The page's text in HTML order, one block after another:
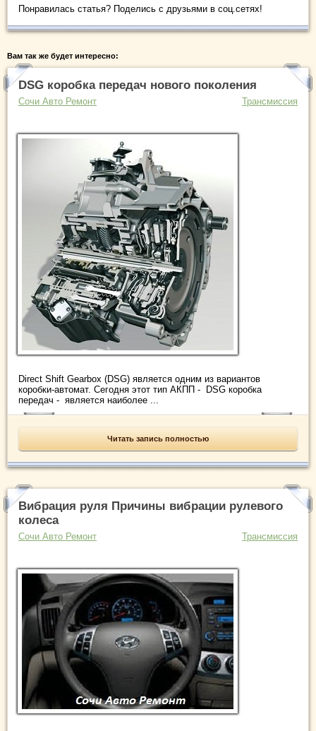
Понравилась статья? Поделись с друзьями в соц.сетях!
Вам так же будет интересно:
DSG коробка передач нового поколения
Сочи Авто Ремонт Трансмиссия
Direct Shift Gearbox (DSG) является одним из вариантов
коробки-автомат. Сегодня этот тип АКПП - DSG коробка
передач - является наиболее ...
Читать запись полностью
Вибрация руля Причины вибрации рулевого
колеса
Сочи Авто Ремонт Трансмиссия